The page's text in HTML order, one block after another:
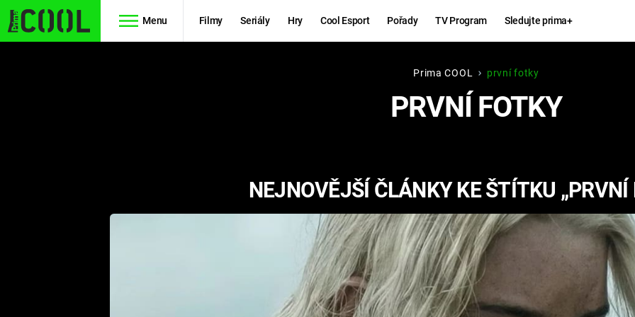
Menu Filmy Seriály Hry Cool Esport Pořady TV Program Sledujte prima+
RYCHLE A
ZBĚSILE 10
Hry
KINGDOM
COME:
DELIVERANCE
ESPORT
CHUCK
NORRIS
Prima COOL první fotky
PRVNÍ FOTKY
NEJNOVĚJŠÍ ČLÁNKY KE ŠTÍTKU „PRVNÍ